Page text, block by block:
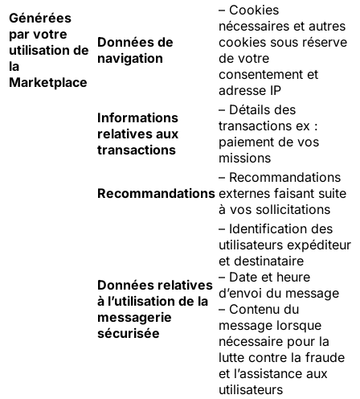
Générées
par votre
utilisation de
la
Marketplace
Données de
navigation
– Cookies
nécessaires et autres
cookies sous réserve
de votre
consentement et
adresse IP
Informations
relatives aux
transactions
– Détails des
transactions ex :
paiement de vos
missions
Recommandations
– Recommandations
externes faisant suite
à vos sollicitations
Données relatives
à l’utilisation de la
messagerie
sécurisée
– Identification des
utilisateurs expéditeur
et destinataire
– Date et heure
d’envoi du message
– Contenu du
message lorsque
nécessaire pour la
lutte contre la fraude
et l’assistance aux
utilisateurs